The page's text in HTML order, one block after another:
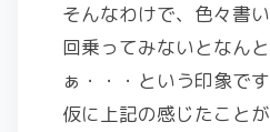
そんなわけで、色々書
回乗ってみないとなん
ぁ・・・という印象です
仮に上記の感じたこと